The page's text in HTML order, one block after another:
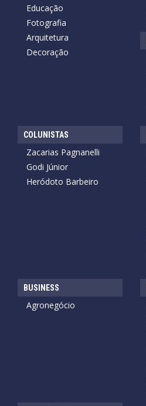
Educação
Fotografia
Arquitetura
Decoração
COLUNISTAS
Zacarias Pagnanelli
Godi Júnior
Heródoto Barbeiro
BUSINESS
Agronegócio